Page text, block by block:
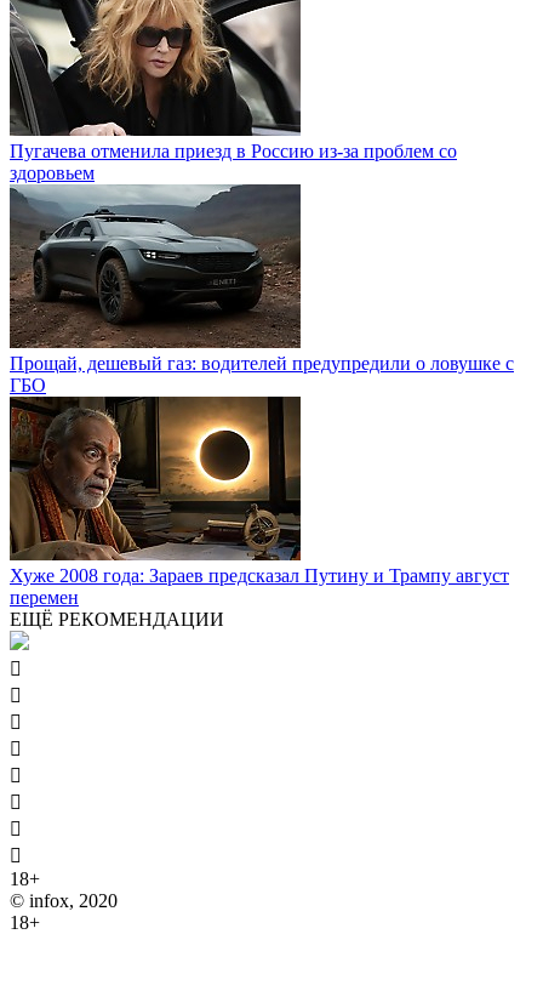
Пугачева отменила приезд в Россию из-за проблем со
здоровьем
Прощай, дешевый газ: водителей предупредили о ловушке с
ГБО
Хуже 2008 года: Зараев предсказал Путину и Трампу август
перемен
ЕЩЁ РЕКОМЕНДАЦИИ








18+
© infox, 2020
18+